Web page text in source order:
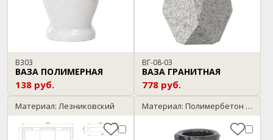
В303
ВАЗА ПОЛИМЕРНАЯ
138 руб.
ВГ-08-03
ВАЗА ГРАНИТНАЯ
778 руб.
Материал: Лезниковский Материал: Полимербетон / темный гранит